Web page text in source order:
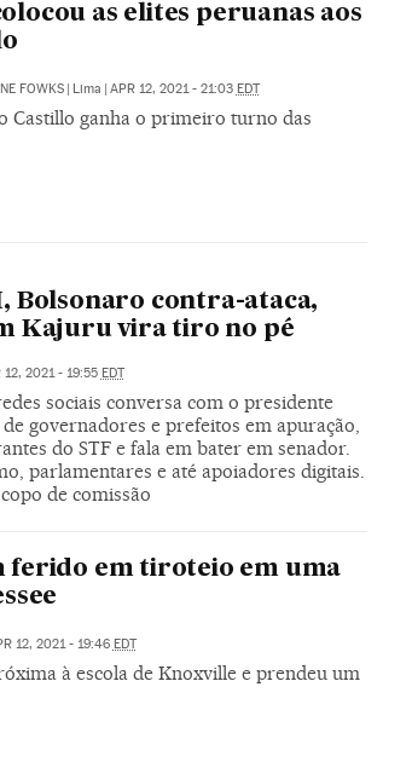
as elites peruanas aos
FOWKS | Lima | APR 12, 2021 - 21:03 EDT
Castillo ganha o primeiro turno das
Bolsonaro contra-ataca,
Kajuru vira tiro no pé
12, 2021 - 19:55 EDT
sociais conversa com o presidente
governadores e prefeitos em apuração,
do STF e fala em bater em senador.
parlamentares e até apoiadores digitais.
de comissão
ferido em tiroteio em uma
12, 2021 - 19:46 EDT
à escola de Knoxville e prendeu um